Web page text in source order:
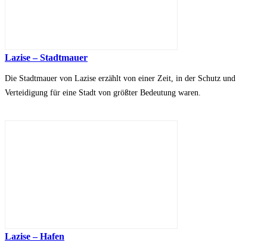
Lazise – Stadtmauer
Die Stadtmauer von Lazise erzählt von einer Zeit, in der Schutz und
Verteidigung für eine Stadt von größter Bedeutung waren.
Lazise – Hafen